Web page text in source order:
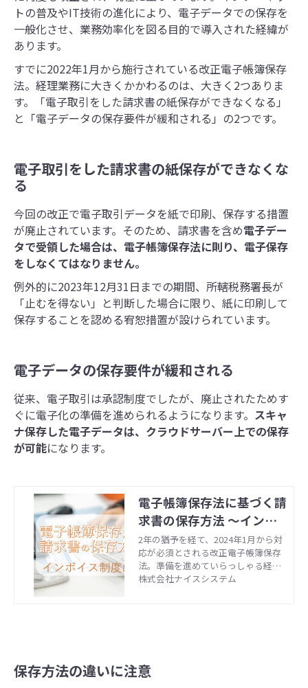
トの普及やIT技術の進化により、電子データでの保存を
一般化させ、業務効率化を図る目的で導入された経緯が
あります。
すでに2022年1月から施行されている改正電子帳簿保存
法。経理業務に大きくかかわるのは、大きく2つありま
す。「電子取引をした請求書の紙保存ができなくなる」
と「電子データの保存要件が緩和される」の2つです。
電子取引をした請求書の紙保存ができなくな
る
今回の改正で電子取引データを紙で印刷、保存する措置
が廃止されています。そのため、請求書を含め電子デー
タで受領した場合は、電子帳簿保存法に則り、電子保存
をしなくてはなりません。
例外的に2023年12月31日までの期間、所轄税務署長が
「止むを得ない」と判断した場合に限り、紙に印刷して
保存することを認める宥恕措置が設けられています。
電子データの保存要件が緩和される
従来、電子取引は承認制度でしたが、廃止されたためす
ぐに電子化の準備を進められるようになります。 スキャ
ナ保存した電子データは、クラウドサーバー上での保存
が可能になります。
電子帳簿保存法に基づく請
求書の保存方法 ～インボ
イス制度に備える～
2年の猶予を経て、2024年1月から対
応が必須とされる改正電子帳簿保存
法。準備を進めていらっしゃる経理
担当の方も多いのではないでしょう
したい担当者向けに、インボイス制
株式会社ナイスシステム
保存方法の違いに注意